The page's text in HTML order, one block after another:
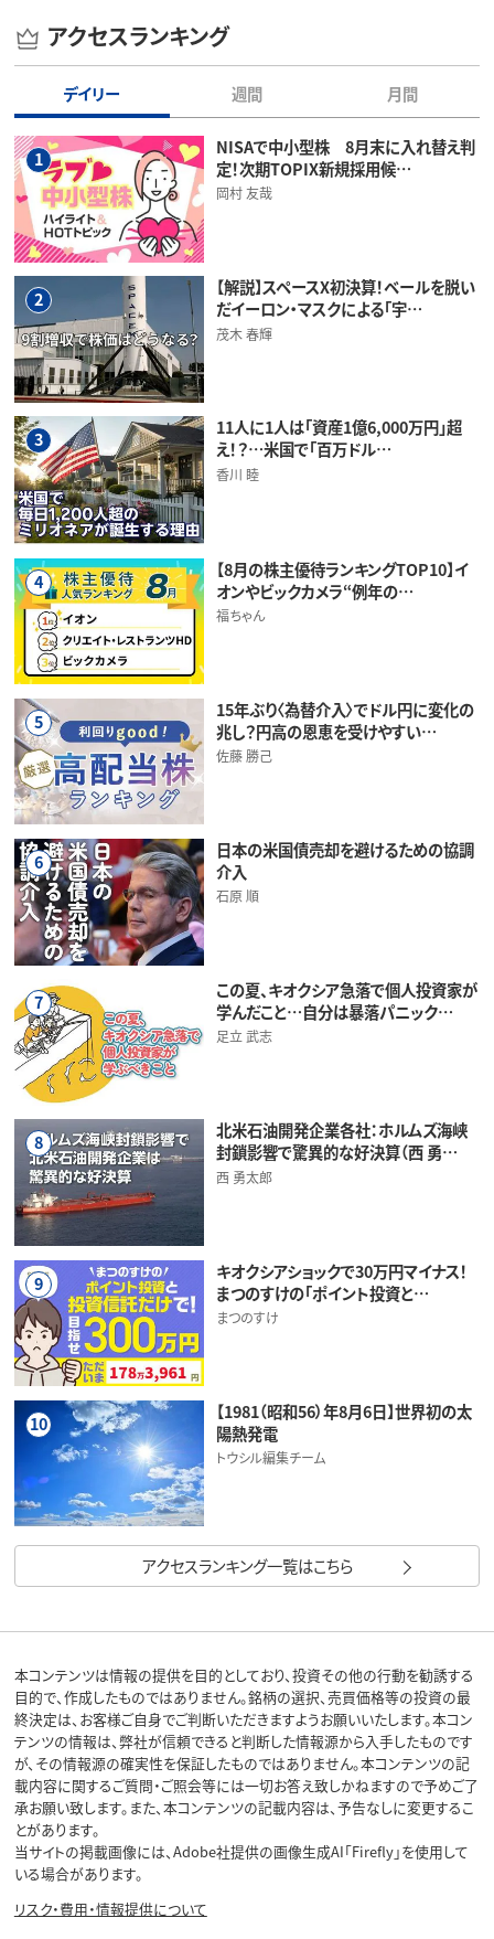
アクセスランキング
デイリー 週間 月間
1
NISAで中小型株 8月末に入れ替え判
定！次期TOPIX新規採用候…
岡村 友哉
2
【解説】スペースX初決算！ベールを脱い
だイーロン・マスクによる「宇…
茂木 春輝
3
11人に1人は「資産1億6,000万円」超
え！？…米国で「百万ドル…
香川 睦
4
【8月の株主優待ランキングTOP10】イ
オンやビックカメラ“例年の…
福ちゃん
5
15年ぶり〈為替介入〉でドル円に変化の
兆し？円高の恩恵を受けやすい…
佐藤 勝己
6
日本の米国債売却を避けるための協調
介入
石原 順
7
この夏、キオクシア急落で個人投資家が
学んだこと…自分は暴落パニック…
足立 武志
8
北米石油開発企業各社：ホルムズ海峡
封鎖影響で驚異的な好決算（西 勇…
西 勇太郎
9
キオクシアショックで30万円マイナス！
まつのすけの「ポイント投資と…
まつのすけ
10
【1981（昭和56）年8月6日】世界初の太
陽熱発電
トウシル編集チーム
アクセスランキング一覧はこちら
本コンテンツは情報の提供を目的としており、投資その他の行動を勧誘する
目的で、作成したものではありません。銘柄の選択、売買価格等の投資の最
終決定は、お客様ご自身でご判断いただきますようお願いいたします。本コン
テンツの情報は、弊社が信頼できると判断した情報源から入手したものです
が、その情報源の確実性を保証したものではありません。本コンテンツの記
載内容に関するご質問・ご照会等には一切お答え致しかねますので予めご了
承お願い致します。また、本コンテンツの記載内容は、予告なしに変更するこ
とがあります。
当サイトの掲載画像には、Adobe社提供の画像生成AI「Firefly」を使用して
いる場合があります。
リスク・費用・情報提供について